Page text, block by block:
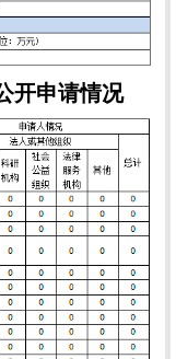
开申请情况